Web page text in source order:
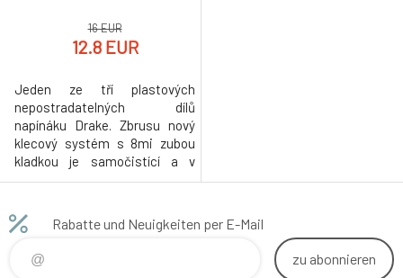
16 EUR
12.8 EUR
Jeden ze tří plastových
nepostradatelných dílů
napínáku Drake. Zbrusu nový
klecový systém s 8mi zubou
kladkou je samočistící a v
blátivých podmínkách zaručuje
kladek. Dlouhou životnost
zaručuje kuličkové ložisko.
Samozřejmostí je možnost
výběru z devíti barev! PATRIOT
Rabatte und Neuigkeiten per E-Mail
zu abonnieren